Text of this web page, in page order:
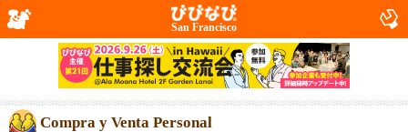
San Francisco
Compra y Venta Personal